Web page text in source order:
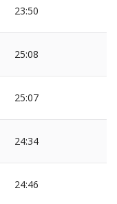
23:50
25:08
25:07
24:34
24:46